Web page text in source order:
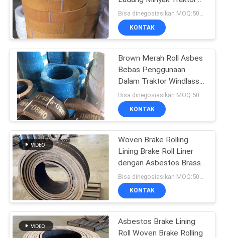
Kerekan Kerekan Derek
Kelautan
KONTAK
Brown Merah Roll Asbes
Bebas Penggunaan
Dalam Traktor Windlass
Brake Lining
KONTAK
Woven Brake Rolling
Lining Brake Roll Liner
dengan Asbestos Brass
Brake Lining Roll
KONTAK
Asbestos Brake Lining
Roll Woven Brake Rolling